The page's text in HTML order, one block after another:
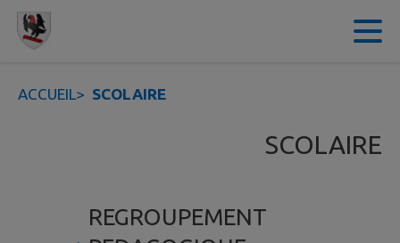
Contenu
ACCUEIL> SCOLAIRE
SCOLAIRE
REGROUPEMENT